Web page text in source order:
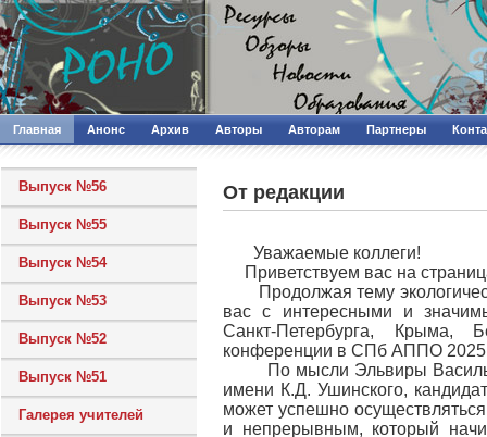
Главная Анонс Архив Авторы Авторам Партнеры
Выпуск №56
Выпуск №55
Выпуск №54
Выпуск №53
Выпуск №52
Выпуск №51
Галерея учителей
От редакции
Уважаемые коллеги!
Приветствуем вас на
Продолжая тему
вас с интересными и
Санкт-Петербурга, Крыма,
конференции в СПб АППО 2025
По мысли Эльвиры
имени К.Д. Ушинского,
может успешно
и непрерывным, который